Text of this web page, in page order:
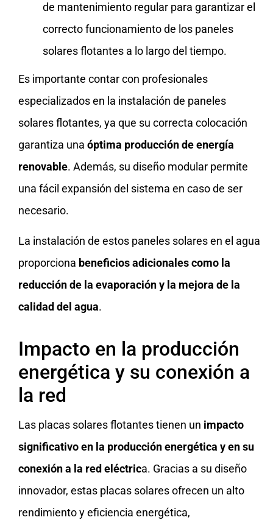
de mantenimiento regular para garantizar el
correcto funcionamiento de los paneles
solares flotantes a lo largo del tiempo.
Es importante contar con profesionales
especializados en la instalación de paneles
solares flotantes, ya que su correcta colocación
garantiza una óptima producción de energía
renovable. Además, su diseño modular permite
una fácil expansión del sistema en caso de ser
necesario.
La instalación de estos paneles solares en el agua
proporciona beneficios adicionales como la
reducción de la evaporación y la mejora de la
calidad del agua.
Impacto en la producción
energética y su conexión a
la red
Las placas solares flotantes tienen un impacto
significativo en la producción energética y en su
conexión a la red eléctrica. Gracias a su diseño
innovador, estas placas solares ofrecen un alto
rendimiento y eficiencia energética,